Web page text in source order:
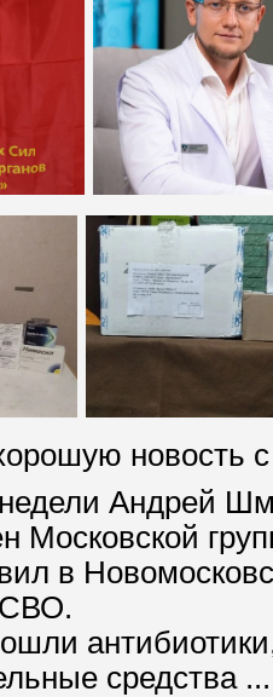
новость
Андрей
Московской
в
средства